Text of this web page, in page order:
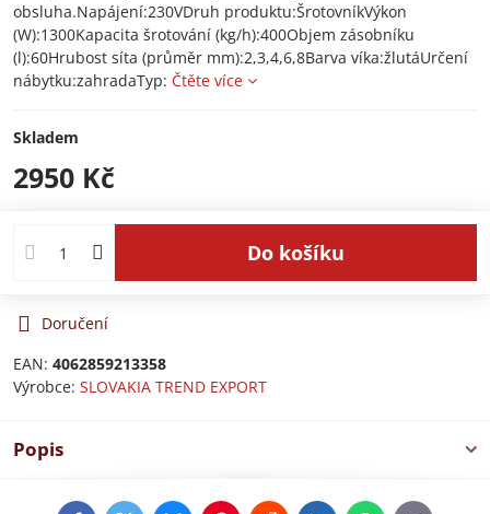
obsluha.Napájení:230VDruh produktu:ŠrotovníkVýkon
(W):1300Kapacita šrotování (kg/h):400Objem zásobníku
(l):60Hrubost síta (průměr mm):2,3,4,6,8Barva víka:žlutáUrčení
nábytku:zahradaTyp: Čtěte více
Skladem
2950 Kč
Do košíku
Doručení
EAN: 4062859213358
Výrobce: SLOVAKIA TREND EXPORT
Popis